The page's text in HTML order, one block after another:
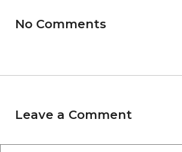
No Comments
Leave a Comment